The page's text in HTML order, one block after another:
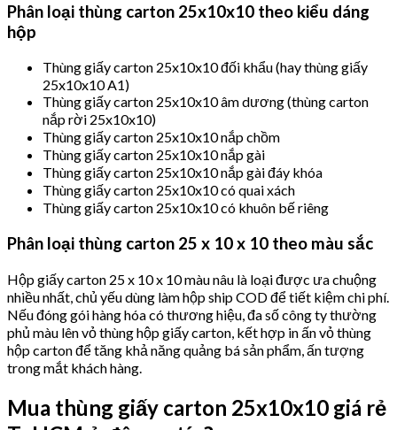
Phân loại thùng carton 25x10x10 theo kiểu dáng
hộp
Thùng giấy carton 25x10x10 đối khẩu (hay thùng giấy
25x10x10 A1)
Thùng giấy carton 25x10x10 âm dương (thùng carton
nắp rời 25x10x10)
Thùng giấy carton 25x10x10 nắp chồm
Thùng giấy carton 25x10x10 nắp gài
Thùng giấy carton 25x10x10 nắp gài đáy khóa
Thùng giấy carton 25x10x10 có quai xách
Thùng giấy carton 25x10x10 có khuôn bế riêng
Phân loại thùng carton 25 x 10 x 10 theo màu sắc
Hộp giấy carton 25 x 10 x 10 màu nâu là loại được ưa chuộng
nhiều nhất, chủ yếu dùng làm hộp ship COD để tiết kiệm chi phí.
Nếu đóng gói hàng hóa có thương hiệu, đa số công ty thường
phủ màu lên vỏ thùng hộp giấy carton, kết hợp in ấn vỏ thùng
hộp carton để tăng khả năng quảng bá sản phẩm, ấn tượng
trong mắt khách hàng.
Mua thùng giấy carton 25x10x10 giá rẻ